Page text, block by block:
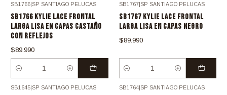
SB1766|SP SANTIAGO PELUCAS
SB1766 KYLIE LACE FRONTAL
LARGA LISA EN CAPAS CASTAÑO
CON REFLEJOS
$89.990
Cantidad
SB1767|SP SANTIAGO PELUCAS
SB1767 KYLIE LACE FRONTAL
LARGA LISA EN CAPAS NEGRO
$89.990
Cantidad
SB1645 SP SANTIAGO PELUCAS SB1764| SP SANTIAGO PELUCAS